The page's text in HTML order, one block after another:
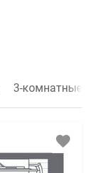
3-комнатные